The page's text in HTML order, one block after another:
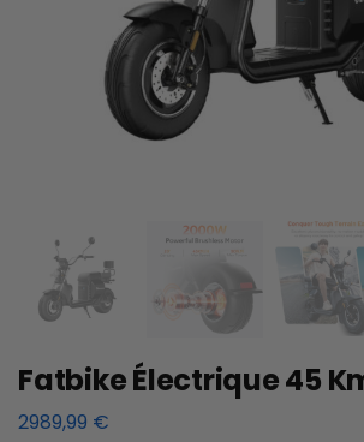
Fatbike Électrique 45
2989,99 €